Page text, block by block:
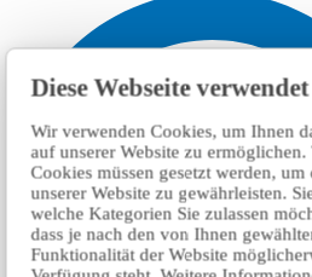
Diese Webseite
Wir verwenden Cookies, um Ihnen
auf unserer Website zu
Cookies müssen gesetzt werden,
unserer Website zu gewährleisten.
welche Kategorien Sie zulassen
dass je nach den von Ihnen
Funktionalität der Website